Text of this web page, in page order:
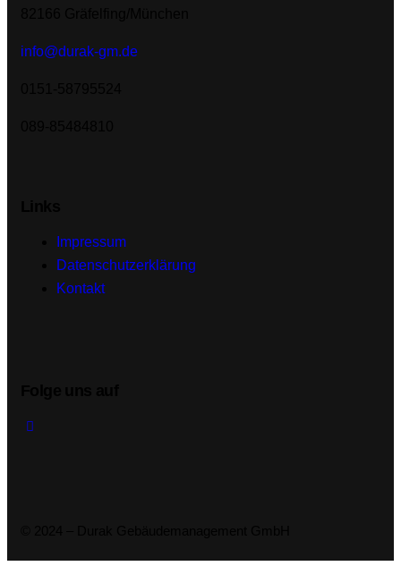
info@durak-gm.de
Impressum
Datenschutzerklärung
Kontakt